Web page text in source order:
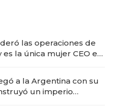
las operaciones de
es la única mujer CEO en
a la Argentina con su
un imperio